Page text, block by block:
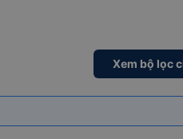
Xem bộ lọc